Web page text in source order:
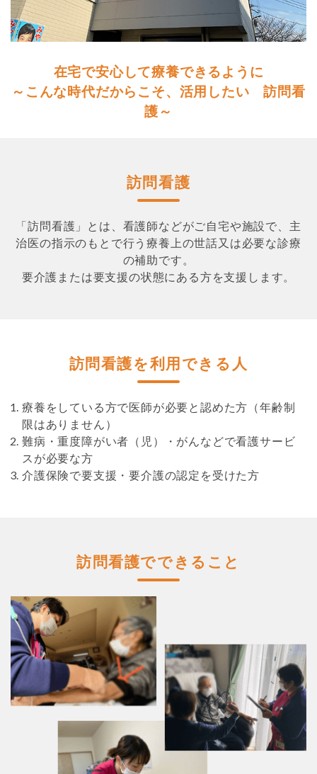
在宅で安心して療養できるように
～こんな時代だからこそ、活用したい 訪問看
護～
訪問看護
「訪問看護」とは、看護師などがご自宅や施設で、主
治医の指示のもとで行う療養上の世話又は必要な診療
の補助です。
要介護または要支援の状態にある方を支援します。
訪問看護を利用できる人
療養をしている方で医師が必要と認めた方（年齢制
限はありません）
難病・重度障がい者（児）・がんなどで看護サービ
スが必要な方
介護保険で要支援・要介護の認定を受けた方
訪問看護でできること